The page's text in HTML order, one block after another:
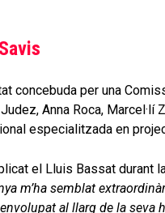
concebuda per una
Anna Roca,
especialitzada en
el Lluis Bassat durant
m’ha semblat
al llarg de la seva